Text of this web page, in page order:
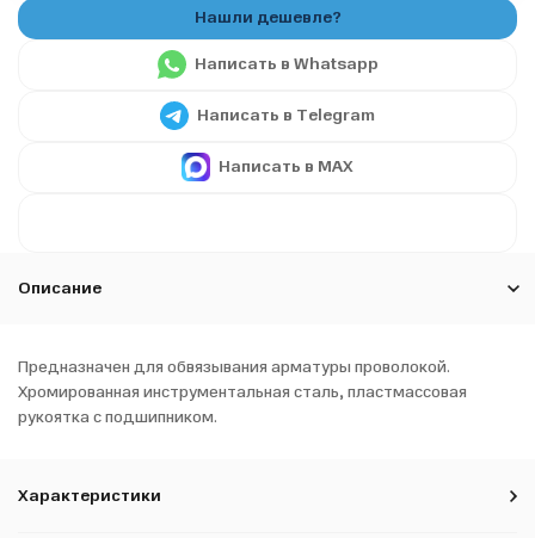
Написать в Whatsapp
Написать в Telegram
Написать в MAX
Описание
Предназначен для обвязывания арматуры проволокой.
Хромированная инструментальная сталь, пластмассовая
рукоятка с подшипником.
Характеристики